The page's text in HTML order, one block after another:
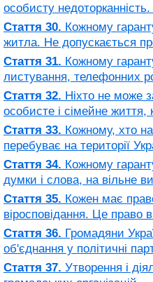
особисту
Стаття 30. Кожному
житла. Не допускається
Стаття 31. Кожному
листування, телефонних
Стаття 32. Ніхто не може
особисте і сімейне життя,
Стаття 33. Кожному, хто
перебуває на території
Стаття 34. Кожному
думки і слова, на вільне
Стаття 35. Кожен має
віросповідання. Це право
Стаття 36. Громадяни
об'єднання у політичні
Стаття 37. Утворення і